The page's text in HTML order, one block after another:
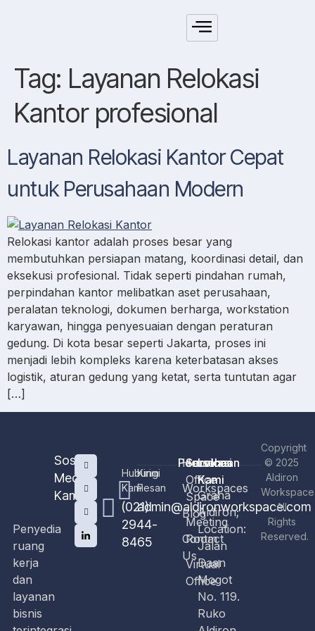
Tag: Layanan Relokasi
Kantor profesional
Layanan Relokasi Kantor Cepat
untuk Perusahaan Modern
Relokasi kantor adalah proses besar yang
membutuhkan persiapan matang, koordinasi detail, dan
eksekusi profesional. Tidak seperti pindahan rumah,
perpindahan kantor melibatkan aset perusahaan,
peralatan teknologi, dokumen berharga, workstation
karyawan, hingga penyesuaian dengan peraturan
gedung. Di kota besar seperti Jakarta, proses ini
menjadi lebih kompleks karena keterbatasan akses
logistik, aturan gedung yang ketat, serta tuntutan agar
[…]
Sosial
Media
Kami
Hubungi
Kami
(021)
2944-
8465
Kirim
Pesan
admin@aldironworkspace.com
Perusahaan
Home
Workspaces
Blog
Contact
Us
Services
Office
Space
Meeting
Room
Virtual
Office
Lokasi
Kami
Graha
Aldiron;
Location:
Jalan
Daan
Mogot
No. 119.
Ruko
Penyedia
ruang
kerja
dan
layanan
bisnis
Copyright
© 2025
Aldiron
All
Rights
Reserved.